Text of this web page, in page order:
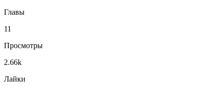
Главы
11
Просмотры
2.66k
Лайки